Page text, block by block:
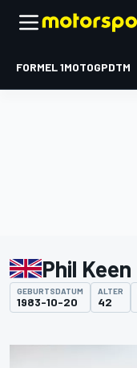
FORMEL 1MOTOGPDTM
Phil Keen
GEBURTSDATUM
1983-10-20
ALTER
42